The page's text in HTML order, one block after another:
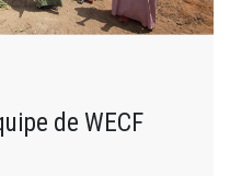
de WECF